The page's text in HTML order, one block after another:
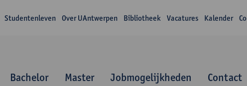
Studentenleven Over UAntwerpen Bibliotheek Vacatures Kalender
Bachelor Master Jobmogelijkheden Contact